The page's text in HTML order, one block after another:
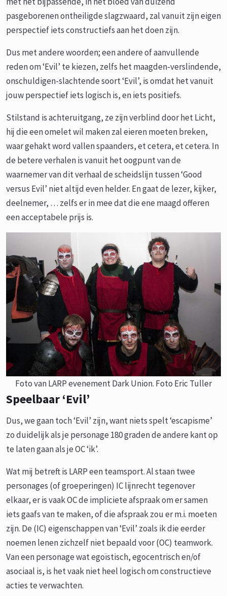
pasgeborenen ontheiligde slagzwaard, zal vanuit zijn eigen
perspectief iets constructiefs aan het doen zijn.
Dus met andere woorden; een andere of aanvullende
reden om ‘Evil’ te kiezen, zelfs het maagden-verslindende,
onschuldigen-slachtende soort ‘Evil’, is omdat het vanuit
jouw perspectief iets logisch is, en iets positiefs.
Stilstand is achteruitgang, ze zijn verblind door het Licht,
hij die een omelet wil maken zal eieren moeten breken,
waar gehakt word vallen spaanders, et cetera, et cetera. In
de betere verhalen is vanuit het oogpunt van de
waarnemer van dit verhaal de scheidslijn tussen ‘Good
versus Evil’ niet altijd even helder. En gaat de lezer, kijker,
deelnemer, … zelfs er in mee dat die ene maagd offeren
een acceptabele prijs is.
Foto van LARP evenement Dark Union. Foto Eric Tuller
Speelbaar ‘Evil’
Dus, we gaan toch ‘Evil’ zijn, want niets spelt ‘escapisme’
zo duidelijk als je personage 180 graden de andere kant op
te laten gaan als je OC ‘ik’.
Wat mij betreft is LARP een teamsport. Al staan twee
personages (of groeperingen) IC lijnrecht tegenover
elkaar, er is vaak OC de impliciete afspraak om er samen
iets gaafs van te maken, of die afspraak zou er m.i. moeten
zijn. De (IC) eigenschappen van ‘Evil’ zoals ik die eerder
noemen lenen zichzelf niet bepaald voor (OC) teamwork.
Van een personage wat egoïstisch, egocentrisch en/of
asociaal is, is het vaak niet heel logisch om constructieve
acties te verwachten.